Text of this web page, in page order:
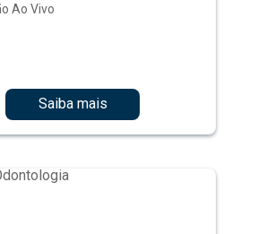
Ao Vivo
Saiba mais